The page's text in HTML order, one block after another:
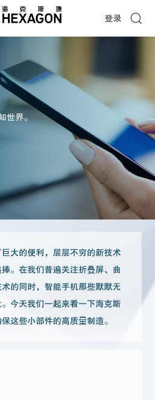
登录
世界。
大的便利，层层不穷的新技术
。在我们普遍关注折叠屏、曲
的同时，智能手机那些默默无
今天我们一起来看一下海克斯
这些小部件的高质量制造。